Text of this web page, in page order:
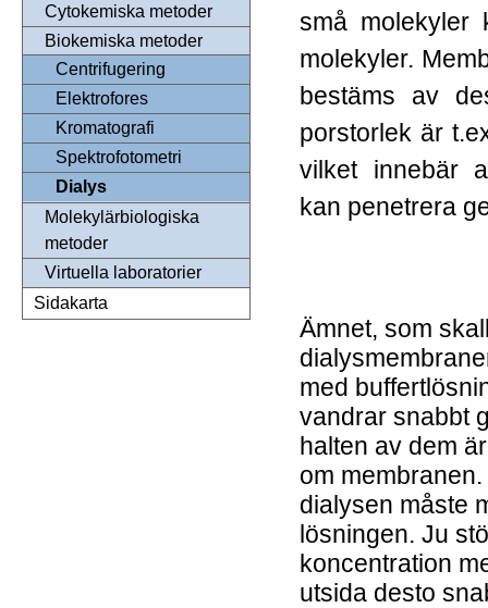
Cytokemiska metoder
Biokemiska metoder
Centrifugering
Elektrofores
Kromatografi
Spektrofotometri
Dialys
Molekylärbiologiska
metoder
Virtuella laboratorier
Sidakarta
små molekyler
molekyler.
bestäms av
porstorlek är
vilket innebär
kan penetrera
Ämnet, som
med
vandrar snabbt
halten av dem
om
dialysen måste
lösningen. Ju
koncentration
utsida desto